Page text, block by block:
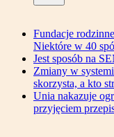
Fundacje
Niektóre w 40
Jest sposób na
Zmiany w
skorzysta, a kto
Unia nakazuje
przyjęciem